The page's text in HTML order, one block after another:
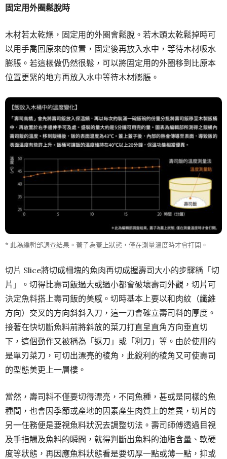
固定用外圈鬆脫時
木材若太乾燥，固定用的外圈會鬆脫。若木頭太乾鬆掉時可
以用手喬回原來的位置，固定後再放入水中，等待木材吸水
膨脹。若這樣做仍然很鬆，可以將固定用的外圈移到比原本
位置更緊的地方再放入水中等待木材膨脹。
* 此為編輯部調查結果。蓋子為蓋上狀態，僅在測量溫度時才會打開。
切片 Slice將切成柵塊的魚肉再切成握壽司大小的步驟稱「切
片」。切得比壽司飯過大或過小都會破壞壽司外觀，切片可
決定魚料搭上壽司飯的美感。切時基本上要以和肉紋（纖維
方向）交叉的方向斜斜入刀，這一刀會確立壽司料的厚度。
接著在快切斷魚料前將斜放的菜刀打直呈直角方向垂直切
下，這個動作又被稱為「返刀」或「利刀」等。由於使用的
是單刃菜刀，可切出漂亮的稜角，此銳利的稜角又可使壽司
的型態美更上一層樓。
當然，壽司料不僅要切得漂亮，不同魚種，甚或是同樣的魚
種間，也會因季節或產地的因素產生肉質上的差異，切片的
另一任務便是要視魚料狀況去調整切法。壽司師傅透過目視
及手指觸及魚料的瞬間，就得判斷出魚料的油脂含量、軟硬
度等狀態，再因應魚料狀態看是要切厚一點或薄一點，抑或